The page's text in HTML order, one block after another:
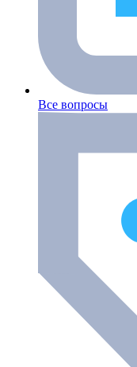
Все вопросы